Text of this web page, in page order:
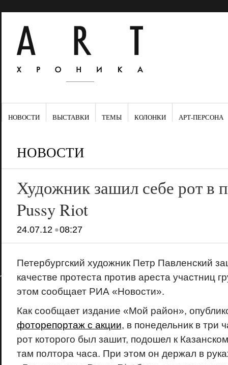
НОВОСТИ ВЫСТАВКИ ТЕМЫ КОЛОНКИ АРТ-ПЕРСОНА
НОВОСТИ
Художник зашил себе рот в
Pussy Riot
24.07.12•08:27
Петербургский художник Петр Павленский
качестве протеста против ареста участниц
этом сообщает РИА «Новости».
Как сообщает издание «Мой район»,
фоторепортаж с акции, в понедельник в три
рот которого был зашит, подошел к
там полтора часа. При этом он держал в